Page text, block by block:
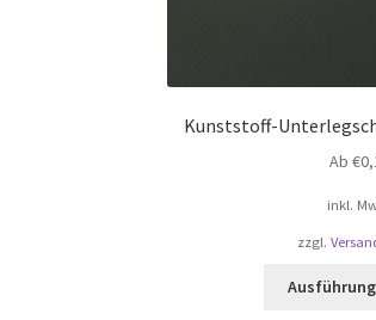
Kunststoff-
Ab €
inkl.
zzgl.